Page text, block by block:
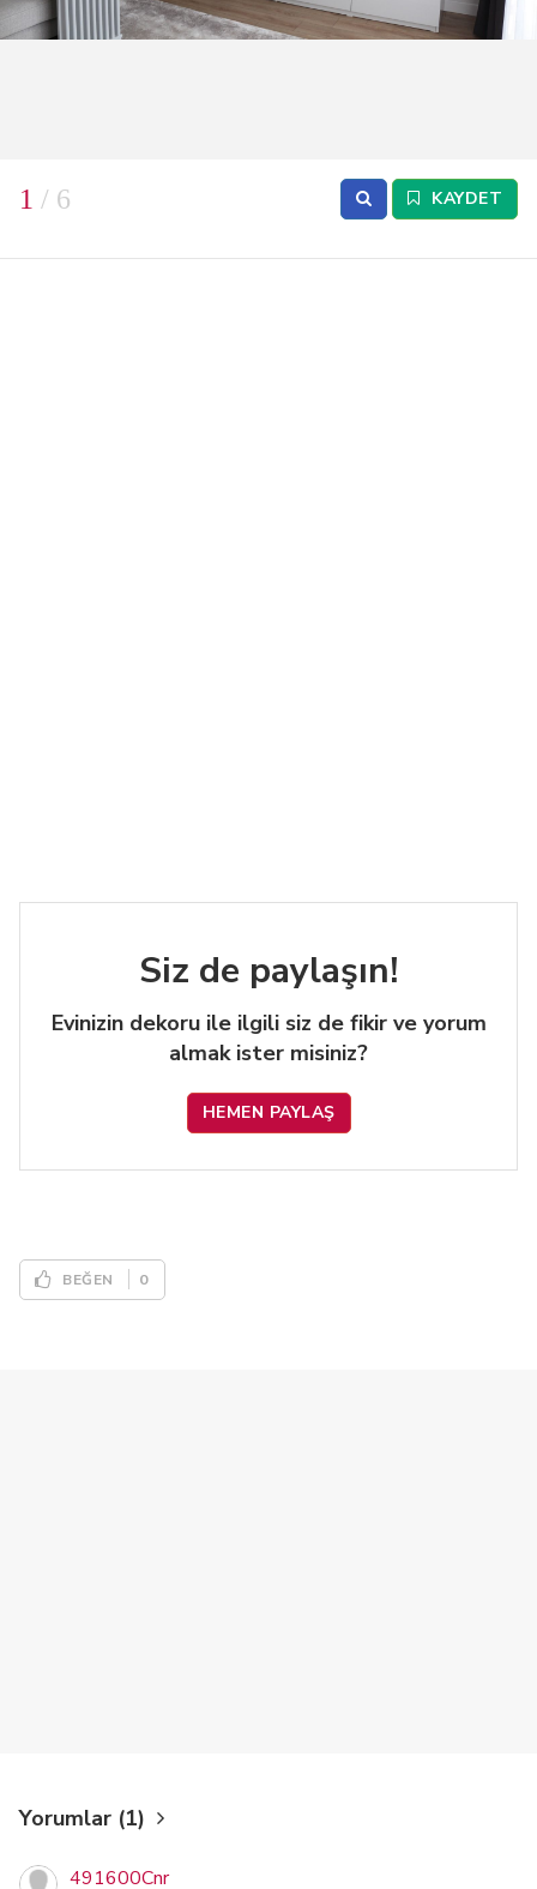
1 / 6 KAYDET
Siz de paylaşın!
Evinizin dekoru ile ilgili siz de fikir ve yorum
almak ister misiniz?
HEMEN PAYLAŞ
BEĞEN 0
Yorumlar (1)
491600Cnr